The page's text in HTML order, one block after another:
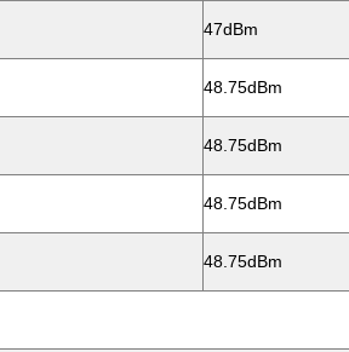
47dBm
48.75dBm
48.75dBm
48.75dBm
48.75dBm